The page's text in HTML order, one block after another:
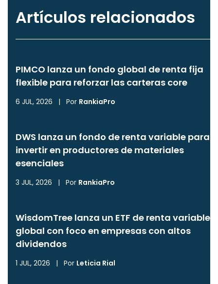
Artículos relacionados
PIMCO lanza un fondo global de renta fija
flexible para reforzar las carteras core
6 JUL, 2026 | Por RankiaPro
DWS lanza un fondo de renta variable para
invertir en productores de materiales
esenciales
3 JUL, 2026 | Por RankiaPro
WisdomTree lanza un ETF de renta variable
global con foco en empresas con altos
dividendos
1 JUL, 2026 | Por Leticia Rial